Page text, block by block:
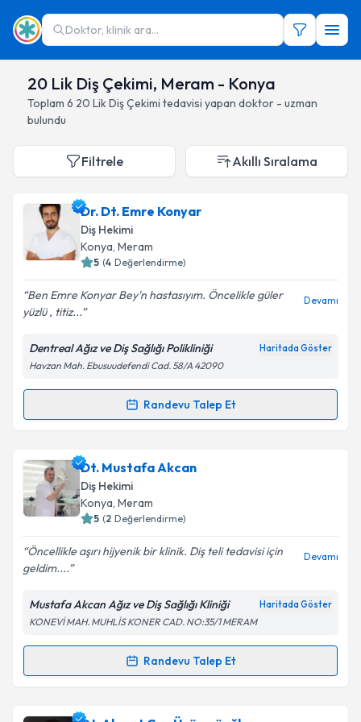
Doktor, klinik ara...
20 Lik Diş Çekimi, Meram - Konya
Toplam 6 20 Lik Diş Çekimi tedavisi yapan doktor - uzman
bulundu
Filtrele Akıllı Sıralama
Dr. Dt. Emre Konyar
Diş Hekimi
Konya, Meram
5 (4 Değerlendirme)
Ben Emre Konyar Bey'n hastasıyım. Öncelikle güler
yüzlü , titiz...
Devamı
Dentreal Ağız ve Diş Sağlığı Polikliniği Haritada Göster
Havzan Mah. Ebusuudefendi Cad. 58/A 42090
Randevu Talep Et
Randevu Takvimi Talebi
Dr. Dt. Emre Konyariçin randevu takvimi talebi
oluşturun. Size bu uzmandan randevu almanız için bir
takvim hazırlandığında e-posta ile bilgilendireceğiz.
Kişisel verilerimin işlenmesine ilişkin
Aydınlatma
Metni'ni okudum ve kişisel verilerimin belirtilen
kapsamda işlenmesini kabul ediyorum.
Dt. Mustafa Akcan
Diş Hekimi
Konya, Meram
5 (2 Değerlendirme)
Öncellikle aşırı hijyenik bir klinik. Diş teli tedavisi için
geldim....
Devamı
Mustafa Akcan Ağız ve Diş Sağlığı Kliniği Haritada Göster
KONEVİ MAH. MUHLİS KONER CAD. NO:35/1 MERAM
Randevu Talep Et
Randevu Takvimi Talebi